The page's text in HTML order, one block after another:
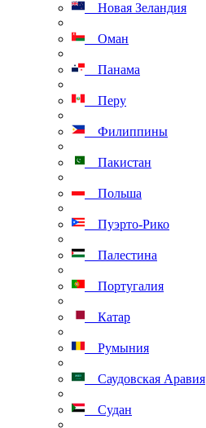
Новая Зеландия
Оман
Панама
Перу
Филиппины
Пакистан
Польша
Пуэрто-Рико
Палестина
Португалия
Катар
Румыния
Саудовская Аравия
Судан